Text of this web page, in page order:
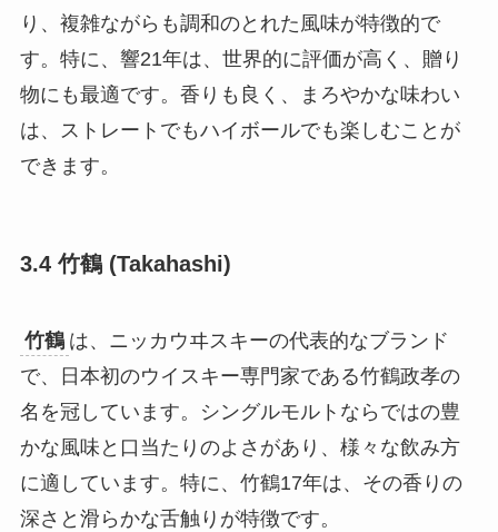
り、複雑ながらも調和のとれた風味が特徴的で
す。特に、響21年は、世界的に評価が高く、贈り
物にも最適です。香りも良く、まろやかな味わい
は、ストレートでもハイボールでも楽しむことが
できます。
3.4 竹鶴 (Takahashi)
竹鶴 は、ニッカウヰスキーの代表的なブランド
で、日本初のウイスキー専門家である竹鶴政孝の
名を冠しています。シングルモルトならではの豊
かな風味と口当たりのよさがあり、様々な飲み方
に適しています。特に、竹鶴17年は、その香りの
深さと滑らかな舌触りが特徴です。